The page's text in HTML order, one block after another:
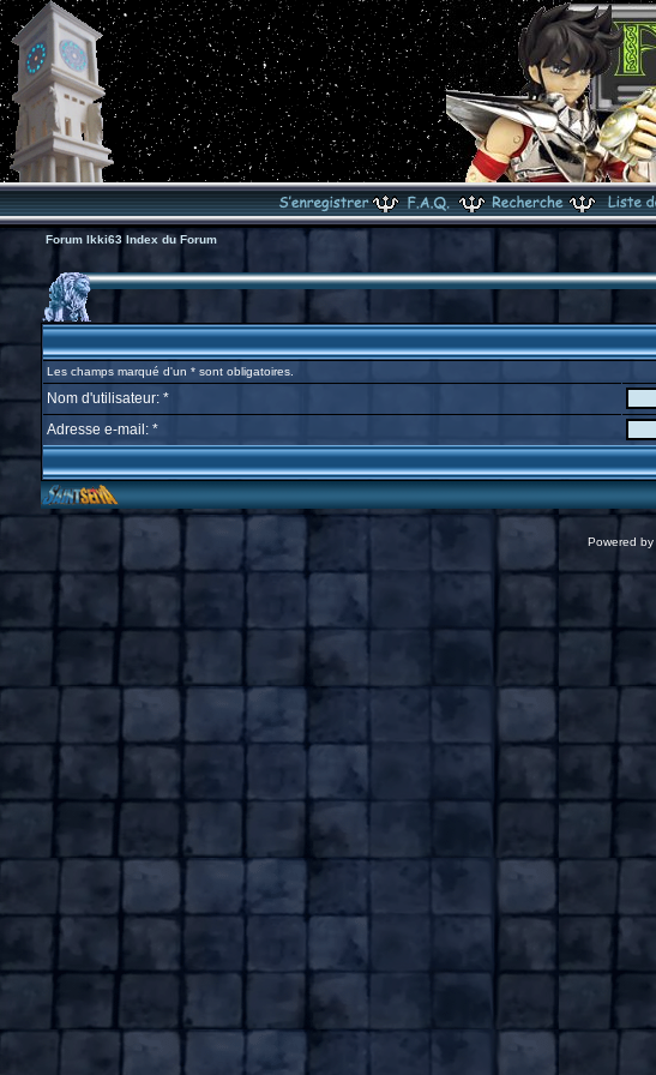
Forum Ikki63 Index du Forum
Les champs marqué d'un * sont obligatoires.
Nom d'utilisateur: *
Adresse e-mail: *
Powered by